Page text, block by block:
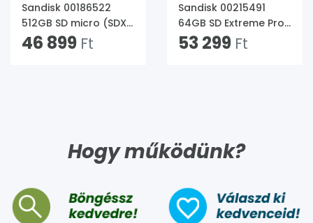
Sandisk 00186522
512GB SD micro (SDXC
Class 10 UHS-I U3)
46 899 Ft
Sandisk 00215491
64GB SD Extreme Pro
(SDXC Class 10 UHS-II
53 299 Ft
Hogy működünk?